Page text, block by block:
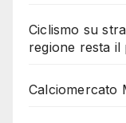
Ciclismo su
regione resta il
Calciomercato